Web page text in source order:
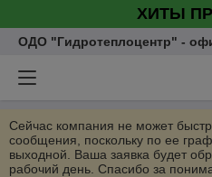
ХИТЫ
ОДО "Гидротеплоцентр" -
Сейчас компания не может
сообщения, поскольку по ее
выходной. Ваша заявка будет
рабочий день. Спасибо за